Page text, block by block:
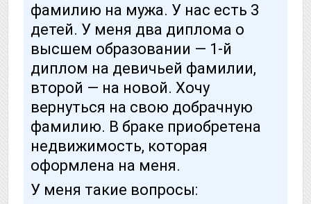
фамилию на мужа. У нас есть 3
детей. У меня два диплома о
высшем образовании — 1-й
диплом на девичьей фамилии,
второй — на новой. Хочу
вернуться на свою добрачную
фамилию. В браке приобретена
недвижимость, которая
оформлена на меня.
У меня такие вопросы: